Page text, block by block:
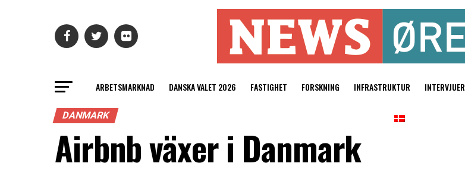
ARBETSMARKNAD DANSKA VALET 2026 FASTIGHET FORSKNING INFRASTRUKTUR INTERVJUER
DANMARK
Airbnb växer i Danmark